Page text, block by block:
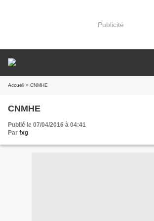
Publicité
Accueil » CNMHE
CNMHE
Publié le 07/04/2016 à 04:41
Par fxg